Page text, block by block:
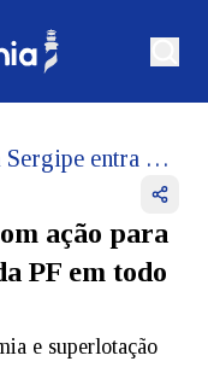
MPF em Sergipe entra com ação para adiamento do concurso da PF em todo o Brasil
ação para
PF em todo
e superlotação